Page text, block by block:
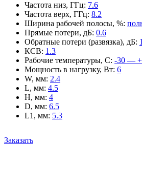
Частота низ, ГГц: 7.6
Частота верх, ГГц: 8.2
Ширина рабочей полосы, %:
Прямые потери, дБ: 0.6
Обратные потери (развязка), дБ:
КСВ: 1.3
Рабочие температуры, С: -30 —
Мощность в нагрузку, Вт: 6
W, мм: 2.4
L, мм: 4.5
H, мм: 4
D, мм: 6.5
L1, мм: 5.3
Заказать